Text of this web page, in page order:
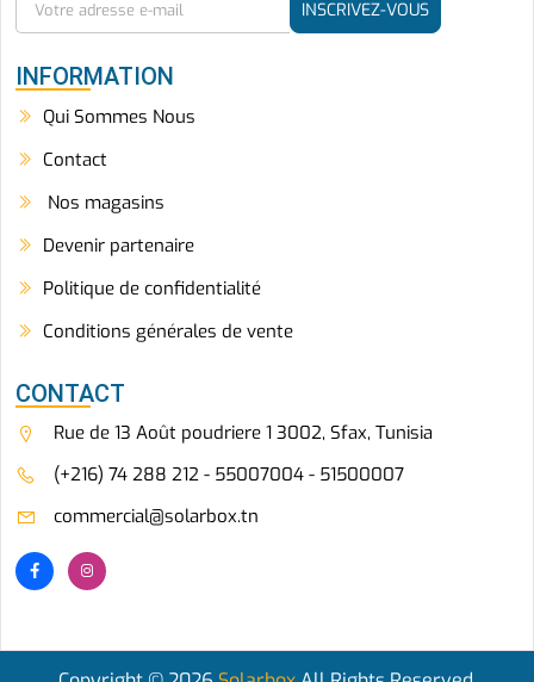
INSCRIVEZ-VOUS
INFORMATION
Qui Sommes Nous
Contact
Nos magasins
Devenir partenaire
Politique de confidentialité
Conditions générales de vente
CONTACT
Rue de 13 Août poudriere 1 3002, Sfax, Tunisia
(+216) 74 288 212 - 55007004 - 51500007
commercial@solarbox.tn